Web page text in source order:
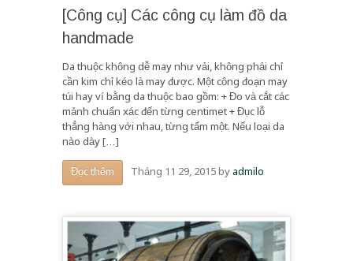
[Công cụ] Các công cụ làm đồ da
handmade
Da thuộc không dễ may như vải, không phải chỉ
cần kim chỉ kéo là may được. Một công đoạn may
túi hay ví bằng da thuộc bao gồm: + Đo và cắt các
mảnh chuẩn xác đến từng centimet + Đục lỗ
thẳng hàng với nhau, từng tấm một. Nếu loại da
nào dày […]
Đọc thêm Tháng 11 29, 2015byadmilo